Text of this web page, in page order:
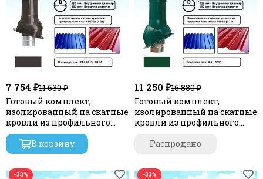
7 754 ₽11 630 ₽
Готовый комплект,
изолированный на скатные
кровли из профильного
листа МП-21 (С21) d 150/160
мм, цвет темно-
коричневый RAL 8019, RR 32,
В корзину
11 250 ₽16 880 ₽
Готовый комплект,
изолированный на скатные
кровли из профильного
мм, цвет зеленый RAL 6005,
Распродано
−33% −33%